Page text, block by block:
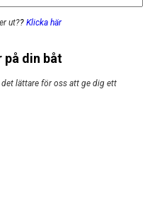
ut?? Klicka här
på din båt
det lättare för oss att ge dig ett